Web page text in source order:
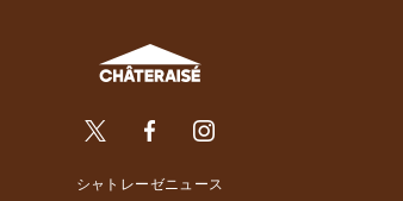
シャトレーゼニュース